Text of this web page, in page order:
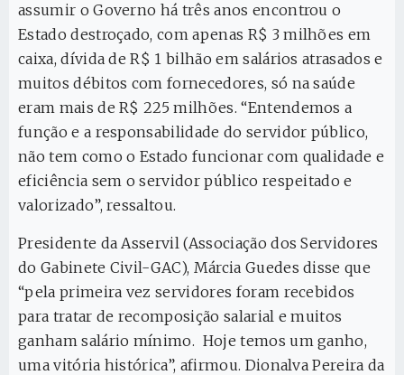
assumir o Governo há três anos encontrou o
Estado destroçado, com apenas R$ 3 milhões em
caixa, dívida de R$ 1 bilhão em salários atrasados e
muitos débitos com fornecedores, só na saúde
eram mais de R$ 225 milhões. “Entendemos a
função e a responsabilidade do servidor público,
não tem como o Estado funcionar com qualidade e
eficiência sem o servidor público respeitado e
valorizado”, ressaltou.
Presidente da Asservil (Associação dos Servidores
do Gabinete Civil-GAC), Márcia Guedes disse que
“pela primeira vez servidores foram recebidos
para tratar de recomposição salarial e muitos
ganham salário mínimo. Hoje temos um ganho,
uma vitória histórica”, afirmou. Dionalva Pereira da